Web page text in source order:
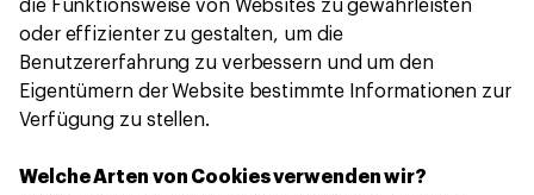
die Funktionsweise von Websites zu gewährleisten
oder effizienter zu gestalten, um die
Benutzererfahrung zu verbessern und um den
Eigentümern der Website bestimmte Informationen zur
Verfügung zu stellen.
Welche Arten von Cookies verwenden wir?